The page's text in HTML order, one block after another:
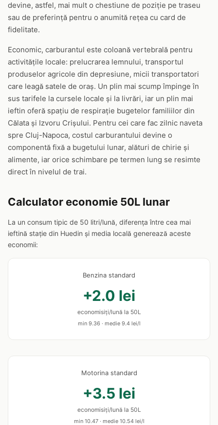
devine, astfel, mai mult o chestiune de poziție pe traseu
sau de preferință pentru o anumită rețea cu card de
fidelitate.
Economic, carburantul este coloană vertebrală pentru
activitățile locale: prelucrarea lemnului, transportul
produselor agricole din depresiune, micii transportatori
care leagă satele de oraș. Un plin mai scump împinge în
sus tarifele la cursele locale și la livrări, iar un plin mai
ieftin oferă spațiu de respirație bugetelor familiilor din
Călata și Izvoru Crișului. Pentru cei care fac zilnic naveta
spre Cluj-Napoca, costul carburantului devine o
componentă fixă a bugetului lunar, alături de chirie și
alimente, iar orice schimbare pe termen lung se resimte
direct în nivelul de trai.
Calculator economie 50L lunar
La un consum tipic de 50 litri/lună, diferența între cea mai
ieftină stație din Huedin și media locală generează aceste
economii:
Benzina standard
+2.0 lei
economisiți/lună la 50L
min 9.36 · medie 9.4 lei/l
Motorina standard
+3.5 lei
economisiți/lună la 50L
min 10.47 · medie 10.54 lei/l